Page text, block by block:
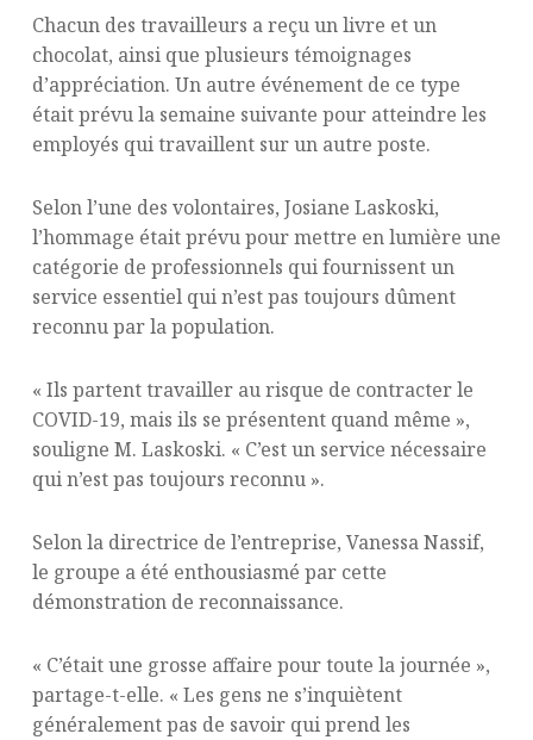
Chacun des travailleurs a reçu un livre et un
chocolat, ainsi que plusieurs témoignages
d’appréciation. Un autre événement de ce type
était prévu la semaine suivante pour atteindre les
employés qui travaillent sur un autre poste.
Selon l’une des volontaires, Josiane Laskoski,
l’hommage était prévu pour mettre en lumière une
catégorie de professionnels qui fournissent un
service essentiel qui n’est pas toujours dûment
reconnu par la population.
« Ils partent travailler au risque de contracter le
COVID-19, mais ils se présentent quand même »,
souligne M. Laskoski. « C’est un service nécessaire
qui n’est pas toujours reconnu ».
Selon la directrice de l’entreprise, Vanessa Nassif,
le groupe a été enthousiasmé par cette
démonstration de reconnaissance.
« C’était une grosse affaire pour toute la journée »,
partage-t-elle. « Les gens ne s’inquiètent
généralement pas de savoir qui prend les